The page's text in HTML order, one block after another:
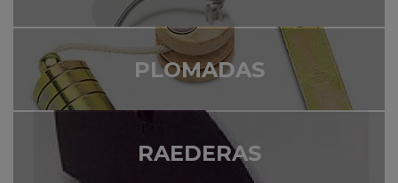
PLOMADAS
RAEDERAS